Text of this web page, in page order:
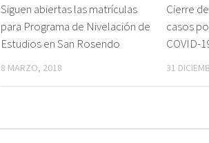
Siguen abiertas las matrículas
para Programa de Nivelación de
Estudios en San Rosendo
8 MARZO, 2018
Cierre
casos
COVID-
31